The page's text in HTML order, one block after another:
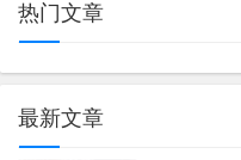
热门文章
最新文章